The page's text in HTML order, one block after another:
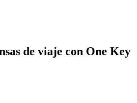
de viaje con One Key